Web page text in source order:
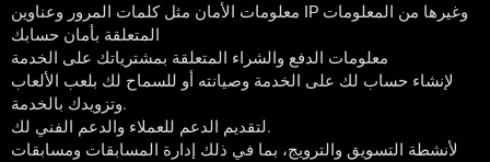
معلومات الأمان مثل كلمات المرور وعناوين IP وغيرها من المعلومات
المتعلقة بأمان حسابك
معلومات الدفع والشراء المتعلقة بمشترياتك على الخدمة
لإنشاء حساب لك على الخدمة وصيانته أو للسماح لك بلعب الألعاب
وتزويدك بالخدمة.
لتقديم الدعم للعملاء والدعم الفني لك.
لأنشطة التسويق والترويج، بما في ذلك إدارة المسابقات ومسابقات